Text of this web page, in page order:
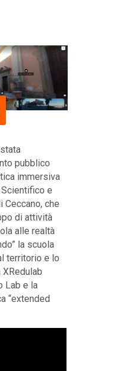
pubblico
immersiva
e
Ceccano, che
di attività
alle realtà
la scuola
territorio e lo
Lab e la
“extended